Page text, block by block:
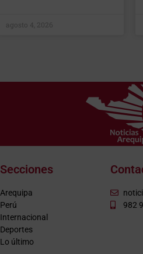
agosto 4, 2026
Secciones
Arequipa
Perú
Internacional
Deportes
Lo último
982